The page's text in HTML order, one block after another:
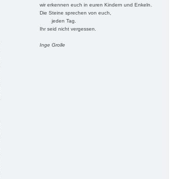
wir erkennen euch in euren Kindern und Enkeln.
Die Steine sprechen von euch,
jeden Tag.
Ihr seid nicht vergessen.
Inge Grolle